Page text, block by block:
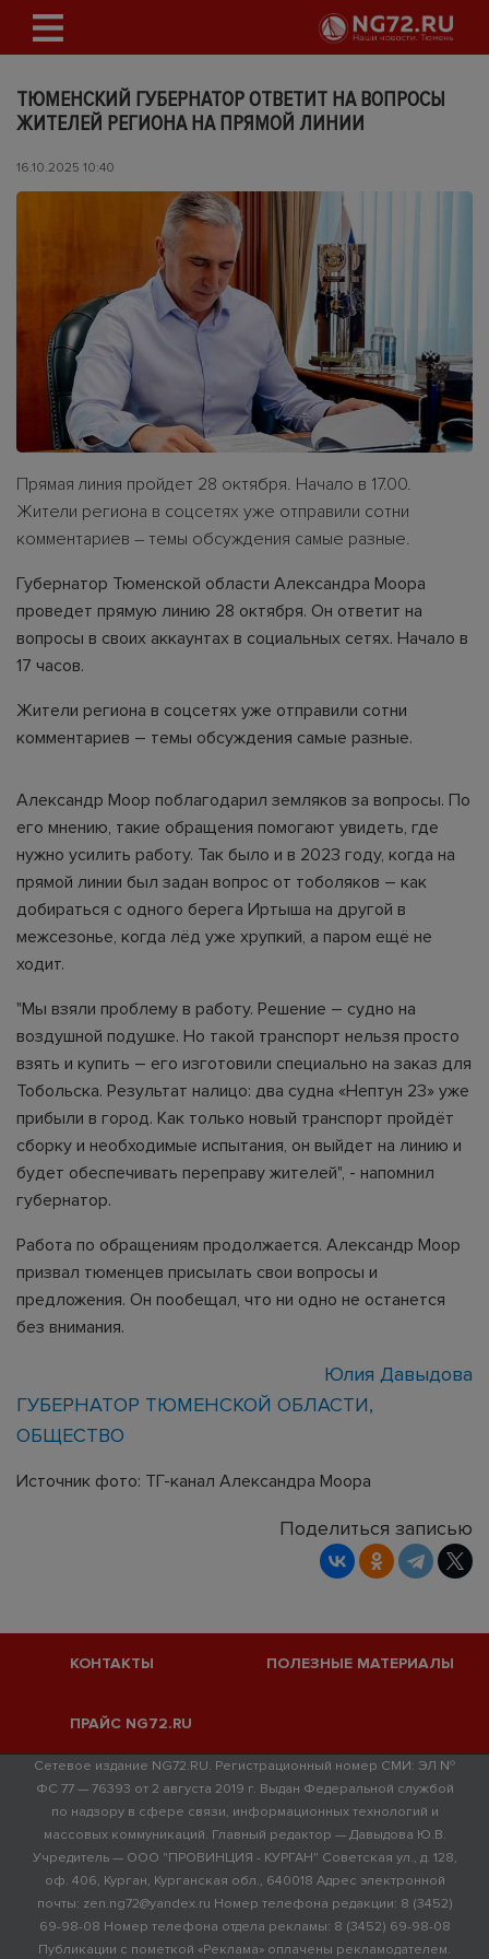
ТЮМЕНСКИЙ ГУБЕРНАТОР ОТВЕТИТ НА ВОПРОСЫ
ЖИТЕЛЕЙ РЕГИОНА НА ПРЯМОЙ ЛИНИИ
16.10.2025 10:40
Прямая линия пройдет 28 октября. Начало в 17.00.
Жители региона в соцсетях уже отправили сотни
комментариев – темы обсуждения самые разные.
Губернатор Тюменской области Александра Моора
проведет прямую линию 28 октября. Он ответит на
вопросы в своих аккаунтах в социальных сетях. Начало в
17 часов.
Жители региона в соцсетях уже отправили сотни
комментариев – темы обсуждения самые разные.
Александр Моор поблагодарил земляков за вопросы. По
его мнению, такие обращения помогают увидеть, где
нужно усилить работу. Так было и в 2023 году, когда на
прямой линии был задан вопрос от тоболяков – как
добираться с одного берега Иртыша на другой в
межсезонье, когда лёд уже хрупкий, а паром ещё не
ходит.
"Мы взяли проблему в работу. Решение – судно на
воздушной подушке. Но такой транспорт нельзя просто
взять и купить – его изготовили специально на заказ для
Тобольска. Результат налицо: два судна «Нептун 23» уже
прибыли в город. Как только новый транспорт пройдёт
сборку и необходимые испытания, он выйдет на линию и
будет обеспечивать переправу жителей", - напомнил
губернатор.
Работа по обращениям продолжается. Александр Моор
призвал тюменцев присылать свои вопросы и
предложения. Он пообещал, что ни одно не останется
без внимания.
Юлия Давыдова
ГУБЕРНАТОР ТЮМЕНСКОЙ ОБЛАСТИ
ОБЩЕСТВО
Источник фото: ТГ-канал Александра Моора
Поделиться записью
КОНТАКТЫ ПОЛЕЗНЫЕ МАТЕРИАЛЫ
ПРАЙС NG72.RU
Сетевое издание NG72.RU. Регистрационный номер СМИ: ЭЛ №
ФС 77 — 76393 от 2 августа 2019 г. Выдан Федеральной службой
по надзору в сфере связи, информационных технологий и
массовых коммуникаций. Главный редактор — Давыдова Ю.В.
Учредитель — ООО "ПРОВИНЦИЯ - КУРГАН" Советская ул., д. 128,
оф. 406, Курган, Курганская обл., 640018 Адрес электронной
почты: zen.ng72@yandex.ru Номер телефона редакции: 8 (3452)
69-98-08 Номер телефона отдела рекламы: 8 (3452) 69-98-08
Публикации с пометкой «Реклама» оплачены рекламодателем.